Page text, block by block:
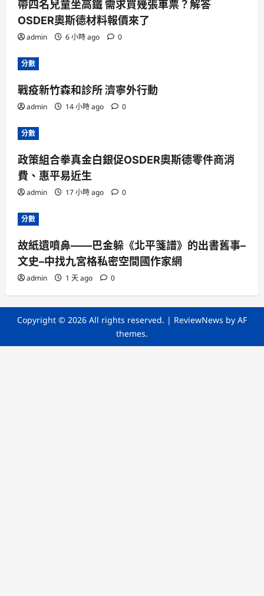
帶四名兒童坐高鐵 需求買幾張車票？解答
OSDER奧斯德材料報價來了
admin 6 小時 ago 0
分數
戰疫新竹森和診所 濟寧外行動
admin 14 小時 ago 0
分數
政策組合拳真金白銀促OSDER奧斯德零件商消
費、惠平易近生
admin 17 小時 ago 0
分數
故紙遺噴鼻——巴金躲《北平箋譜》的出書舊事–
文史–中找九宮格私密空間國作家網
admin 1 天 ago 0
Copyright © 2026 All rights reserved. | ReviewNews by AF
themes.